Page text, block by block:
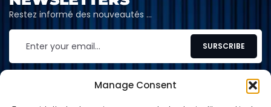
Manage Consent
Restez informé des nouveautés …